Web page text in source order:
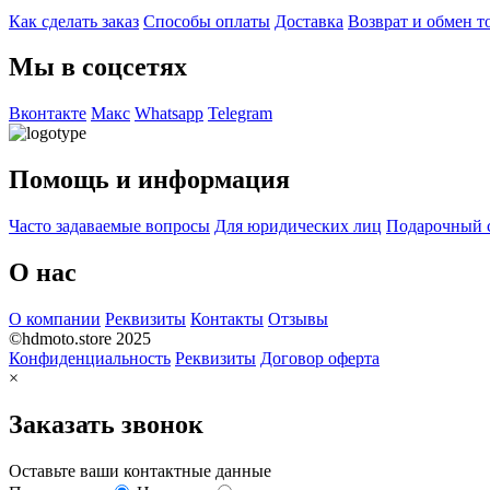
Как сделать заказ Способы оплаты Доставка Возврат и обмен
Мы в соцсетях
Вконтакте Макс Whatsapp Telegram
Помощь и информация
Часто задаваемые вопросы Для юридических лиц Подарочный
О нас
О компании Реквизиты Контакты Отзывы
©hdmoto.store 2025
Конфиденциальность Реквизиты Договор оферта
×
Заказать звонок
Оставьте ваши контактные данные